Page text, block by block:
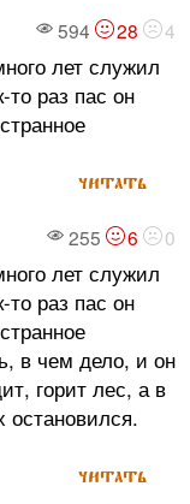
594 28 4
лет служил
то раз пас он
читать
255 6 0
лет служил
то раз пас он
в чем дело, и он
горит лес, а в
остановился.
читать